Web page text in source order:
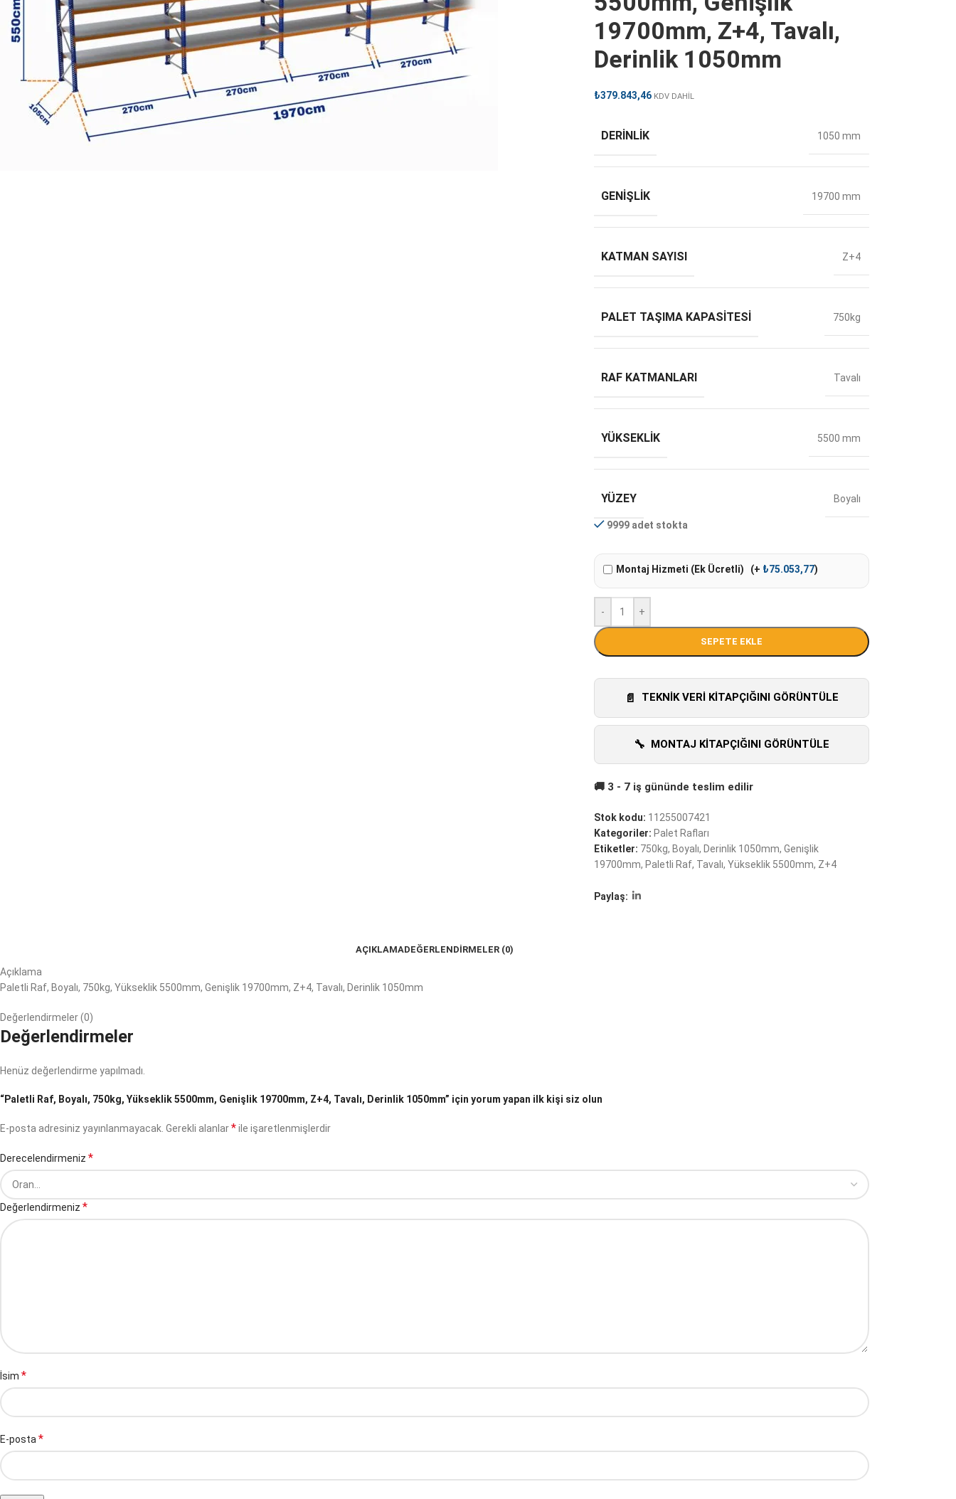
19700mm, Z+4, Tavalı,
Derinlik 1050mm
₺379.843,46 KDV DAHİL
DERINLIK 1050 mm
GENIŞLIK 19700 mm
KATMAN SAYISI Z+4
PALET TAŞIMA KAPASITESI 750kg
RAF KATMANLARI Tavalı
YÜKSEKLIK 5500 mm
YÜZEY Boyalı
9999 adet stokta
Montaj Hizmeti (Ek Ücretli) (+ ₺75.053,77)
- +
SEPETE EKLE
TEKNIK VERI KITAPÇIĞINI GÖRÜNTÜLE
MONTAJ KITAPÇIĞINI GÖRÜNTÜLE
Stok kodu: 11255007421
Kategoriler: Palet Rafları
Etiketler: 750kg, Boyalı, Derinlik 1050mm, Genişlik
19700mm, Paletli Raf, Tavalı, Yükseklik 5500mm, Z+4
Paylaş:
AÇIKLAMADEĞERLENDIRMELER (0)
Açıklama
Paletli Raf, Boyalı, 750kg, Yükseklik 5500mm, Genişlik 19700mm, Z+4, Tavalı, Derinlik 1050mm
Değerlendirmeler (0)
Değerlendirmeler
Henüz değerlendirme yapılmadı.
“Paletli Raf, Boyalı, 750kg, Yükseklik 5500mm, Genişlik 19700mm, Z+4, Tavalı, Derinlik 1050mm” için yorum yapan ilk kişi siz olun
E-posta adresiniz yayınlanmayacak. Gerekli alanlar*ile işaretlenmişlerdir
Derecelendirmeniz *
Değerlendirmeniz *
İsim *
E-posta *